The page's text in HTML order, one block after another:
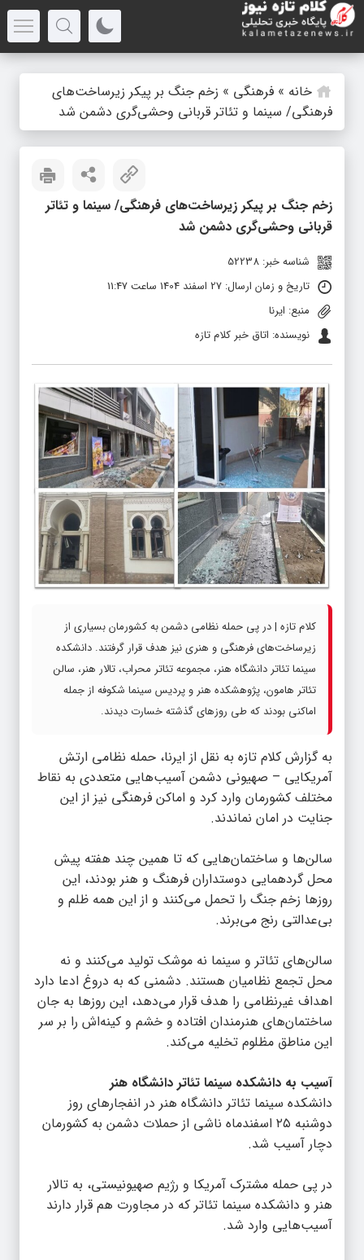
خانه » فرهنگی » زخم جنگ‌ بر پیکر زیرساخت‌های
فرهنگی/ سینما و تئاتر قربانی وحشی‌گری دشمن شد
زخم جنگ‌ بر پیکر زیرساخت‌های فرهنگی/ سینما و تئاتر
قربانی وحشی‌گری دشمن شد
شناسه خبر: 52238
تاریخ و زمان ارسال: 27 اسفند 1404 ساعت 11:47
منبع: ایرنا
نویسنده: اتاق خبر کلام تازه
کلام تازه | در پی حمله نظامی دشمن به کشورمان بسیاری از
زیرساخت‌های فرهنگی و هنری نیز هدف قرار گرفتند. دانشکده
سینما تئاتر دانشگاه هنر، مجموعه تئاتر محراب، تالار هنر، سالن
تئاتر هامون، پژوهشکده هنر و پردیس سینما شکوفه از جمله
اماکنی بودند که طی روزهای گذشته خسارت دیدند.
به گزارش کلام تازه به نقل از ایرنا، حمله نظامی ارتش
آمریکایی – صهیونی دشمن آسیب‌هایی متعددی به نقاط
مختلف کشورمان وارد کرد و اماکن فرهنگی نیز از این
جنایت در امان نماندند.
سالن‌ها و ساختمان‌هایی که تا همین چند هفته پیش
محل گردهمایی دوستداران فرهنگ و هنر بودند، این
روزها زخم جنگ‌ را تحمل می‌کنند و از این همه ظلم و
بی‌عدالتی رنج می‌برند.
سالن‌های تئاتر و سینما نه موشک تولید می‌کنند و نه
محل تجمع نظامیان هستند. دشمنی که به دروغ ادعا دارد
اهداف غیرنظامی را هدف قرار می‌دهد، این روزها به جان
ساختمان‌های هنرمندان افتاده و خشم و کینه‌اش را بر سر
این مناطق مظلوم تخلیه می‌کند.
آسیب به دانشکده سینما تئاتر دانشگاه هنر
دانشکده سینما تئاتر دانشگاه هنر در انفجارهای روز
دوشنبه ٢۵ اسفندماه ناشی از حملات دشمن به کشورمان
دچار آسیب شد.
در پی حمله مشترک آمریکا و رژیم صهیونیستی، به تالار
هنر و دانشکده سینما تئاتر که در مجاورت هم قرار دارند
آسیب‌هایی وارد شد.